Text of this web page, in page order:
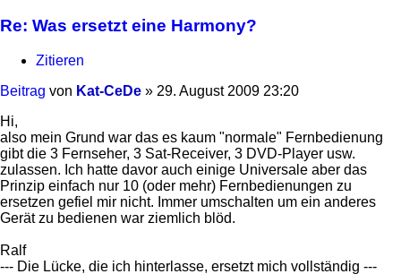
Re: Was ersetzt eine Harmony?
Zitieren
Beitrag von Kat-CeDe » 29. August 2009 23:20
Hi,
also mein Grund war das es kaum "normale" Fernbedienung
gibt die 3 Fernseher, 3 Sat-Receiver, 3 DVD-Player usw.
zulassen. Ich hatte davor auch einige Universale aber das
Prinzip einfach nur 10 (oder mehr) Fernbedienungen zu
ersetzen gefiel mir nicht. Immer umschalten um ein anderes
Gerät zu bedienen war ziemlich blöd.
Ralf
--- Die Lücke, die ich hinterlasse, ersetzt mich vollständig ---